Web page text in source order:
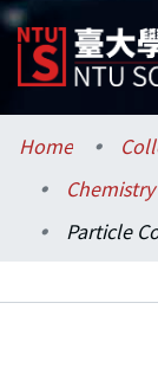
Research
Home